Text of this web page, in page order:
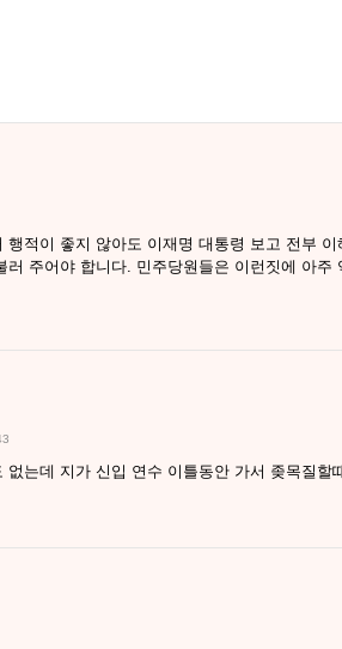
행적이 좋지 않아도 이재명 대통령 보고 전부
러 주어야 합니다. 민주당원들은 이런짓에 아주
없는데 지가 신입 연수 이틀동안 가서 좆목질할